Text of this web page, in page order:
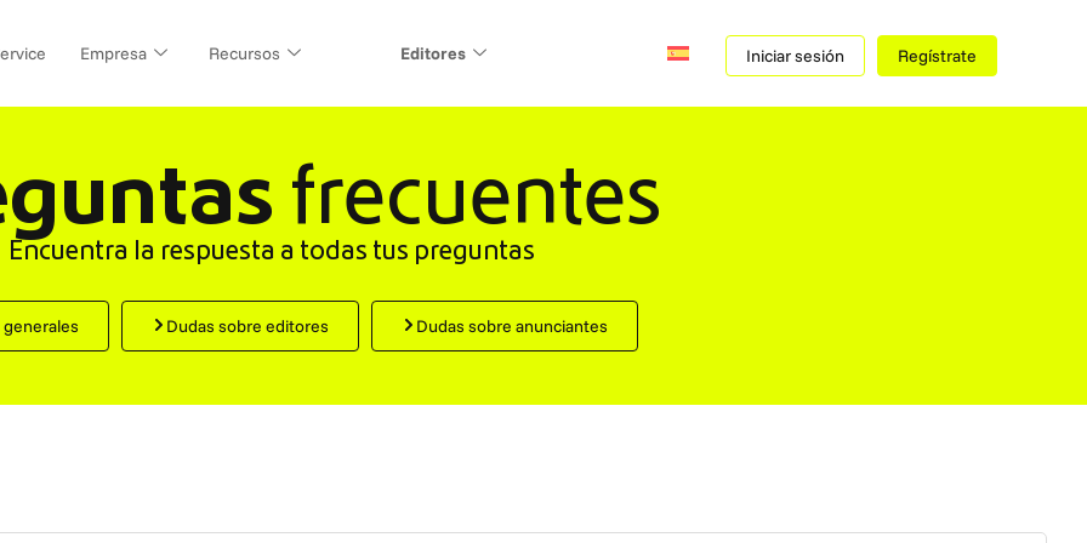
Empresa Recursos Editores Iniciar sesión Regístrate
frecuentes
Encuentra la respuesta a todas tus preguntas
generales Dudas sobre editores Dudas sobre anunciantes